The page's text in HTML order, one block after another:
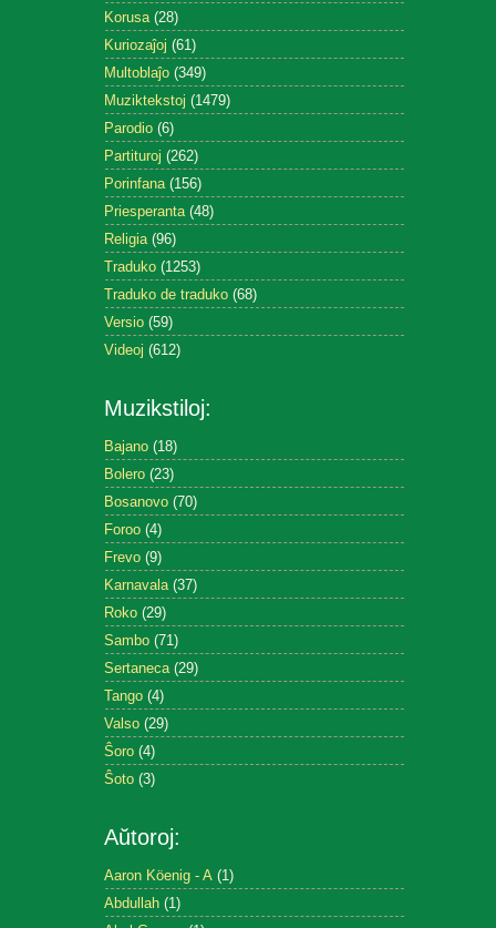
Korusa (28)
Kuriozaĵoj (61)
Multoblaĵo (349)
Muziktekstoj (1479)
Parodio (6)
Partituroj (262)
Porinfana (156)
Priesperanta (48)
Religia (96)
Traduko (1253)
Traduko de traduko (68)
Versio (59)
Videoj (612)
Muzikstiloj:
Bajano (18)
Bolero (23)
Bosanovo (70)
Foroo (4)
Frevo (9)
Karnavala (37)
Roko (29)
Sambo (71)
Sertaneca (29)
Tango (4)
Valso (29)
Ŝoro (4)
Ŝoto (3)
Aŭtoroj:
Aaron Köenig - A (1)
Abdullah (1)